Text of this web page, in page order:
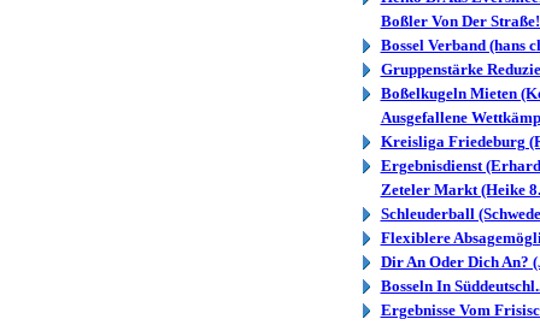
Boßler Von Der
Bossel Verband (hans
Gruppenstärke
Boßelkugeln Mieten
Ausgefallene
Kreisliga Friedeburg
Ergebnisdienst
Zeteler Markt (Heike
Schleuderball
Flexiblere
Dir An Oder Dich An?
Bosseln In
Ergebnisse Vom